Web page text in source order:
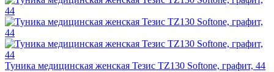
Туника медицинская женская Тезис TZ130 Softone, графит, 44